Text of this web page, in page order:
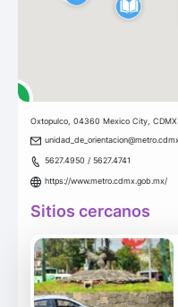
Oxtopulco, 04360 Mexico City, CDMX
5627.4950 / 5627.4741
https://www.metro.cdmx.gob.mx/
Sitios cercanos